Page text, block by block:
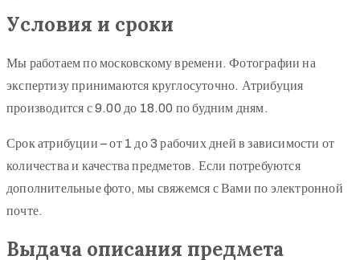
Условия и сроки
Мы работаем по московскому времени. Фотографии на
экспертизу принимаются круглосуточно. Атрибуция
производится с 9.00 до 18.00 по будним дням.
Срок атрибуции – от 1 до 3 рабочих дней в зависимости от
количества и качества предметов. Если потребуются
дополнительные фото, мы свяжемся с Вами по электронной
почте.
Выдача описания предмета